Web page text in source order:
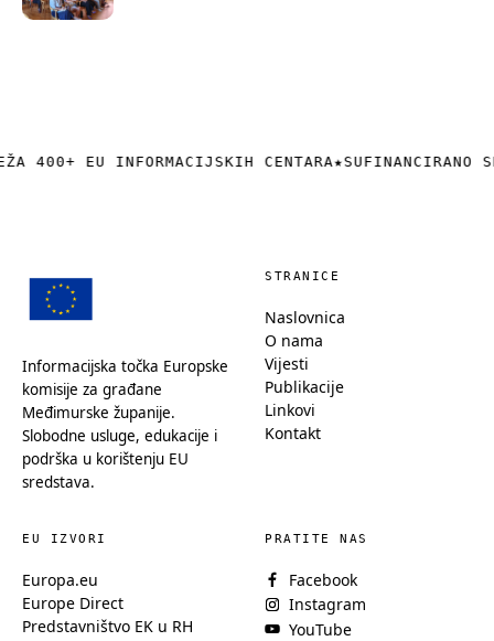
400+ EU INFORMACIJSKIH CENTARA★SUFINANCIRANO
Informacijska točka Europske
komisije za građane
Međimurske županije.
Slobodne usluge, edukacije i
podrška u korištenju EU
sredstava.
STRANICE
Naslovnica
O nama
Vijesti
Publikacije
Linkovi
Kontakt
EU IZVORI
Europa.eu
Europe Direct
Predstavništvo EK u RH
PRATITE NAS
Facebook
Instagram
YouTube